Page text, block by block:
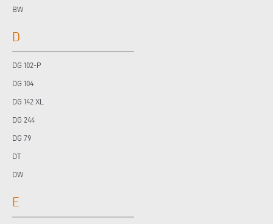
BW
D
DG 102-P
DG 104
DG 142 XL
DG 244
DG 79
DT
DW
E